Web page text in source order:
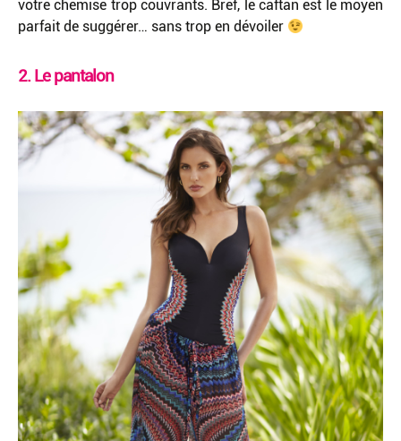
votre chemise trop couvrants. Bref, le caftan est le moyen
parfait de suggérer… sans trop en dévoiler
2. Le pantalon